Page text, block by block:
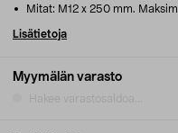
Myymälän varasto
Mitat: M12 x 250 mm.
Lisätietoja